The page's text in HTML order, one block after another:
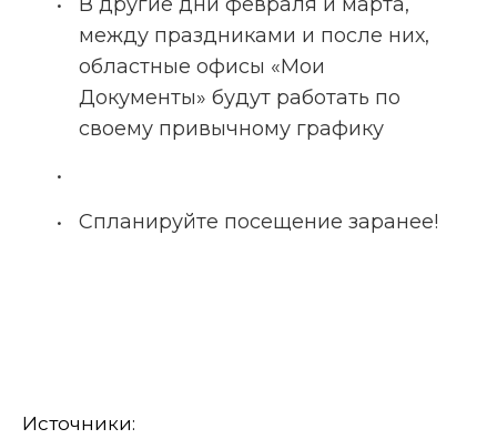
между праздниками и после них,
областные офисы «Мои
Документы» будут работать по
своему привычному графику
Спланируйте посещение заранее!
Источники: